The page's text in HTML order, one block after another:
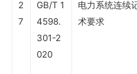
2
7
GB/T 1
4598.
301-2
020
电力系统连续
术要求